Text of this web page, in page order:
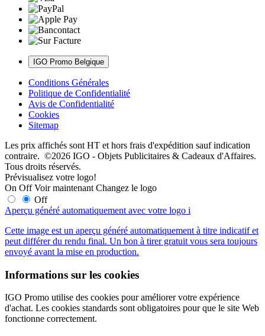
IGO Promo Belgique
Conditions Générales
Politique de Confidentialité
Avis de Confidentialité
Cookies
Sitemap
Les prix affichés sont HT et hors frais d'expédition sauf indication
contraire. ©2026 IGO - Objets Publicitaires & Cadeaux d'Affaires.
Tous droits réservés.
Prévisualisez votre logo!
On Off Voir maintenant Changez le logo
Off
Aperçu généré automatiquement avec votre logo i
Cette image est un aperçu généré automatiquement à titre indicatif et
peut différer du rendu final. Un bon à tirer gratuit vous sera toujours
envoyé avant la mise en production.
Informations sur les cookies
IGO Promo utilise des cookies pour améliorer votre expérience
d'achat. Les cookies standards sont obligatoires pour que le site Web
fonctionne correctement.